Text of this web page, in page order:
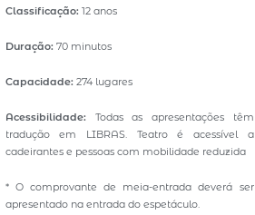
Classificação: 12 anos
Duração: 70 minutos
Capacidade: 274 lugares
Acessibilidade: Todas as apresentações têm
tradução em LIBRAS. Teatro é acessível a
cadeirantes e pessoas com mobilidade reduzida
* O comprovante de meia-entrada deverá ser
apresentado na entrada do espetáculo.